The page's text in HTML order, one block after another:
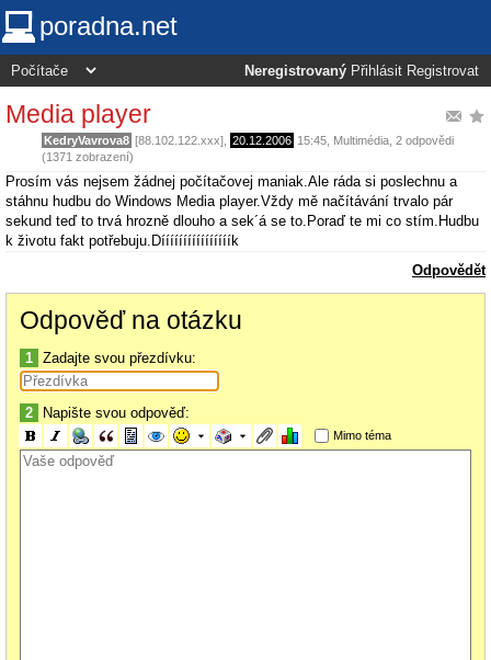
poradna.net
Neregistrovaný Přihlásit Registrovat
Media player
KedryVavrova8 [88.102.122.xxx], 20.12.2006 15:45 Multimédia , 2 odpovědi
(1371 zobrazení)
Prosím vás nejsem žádnej počítačovej maniak.Ale ráda si poslechnu a
stáhnu hudbu do Windows Media player.Vždy mě načítávání trvalo pár
sekund teď to trvá hrozně dlouho a sek´á se to.Poraď te mi co stím.Hudbu
k životu fakt potřebuju.Díííííííííííííííík
Odpovědět
Odpověď na otázku
1 Zadajte svou přezdívku:
2 Napište svou odpověď:
Mimo téma